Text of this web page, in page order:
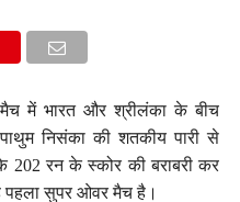
में भारत और श्रीलंका के बीच
निसंका की शतकीय पारी से
202 रन के स्कोर की बराबरी कर
पहला सुपर ओवर मैच है।